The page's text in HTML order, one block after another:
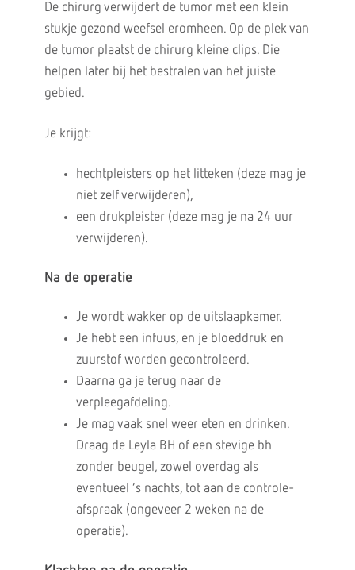
De chirurg verwijdert de tumor met een klein
stukje gezond weefsel eromheen. Op de plek van
de tumor plaatst de chirurg kleine clips. Die
helpen later bij het bestralen van het juiste
gebied.
Je krijgt:
hechtpleisters op het litteken (deze mag je
niet zelf verwijderen),
een drukpleister (deze mag je na 24 uur
verwijderen).
Na de operatie
Je wordt wakker op de uitslaapkamer.
Je hebt een infuus, en je bloeddruk en
zuurstof worden gecontroleerd.
Daarna ga je terug naar de
verpleegafdeling.
Je mag vaak snel weer eten en drinken.
Draag de Leyla BH of een stevige bh
zonder beugel, zowel overdag als
eventueel ’s nachts, tot aan de controle-
afspraak (ongeveer 2 weken na de
operatie).